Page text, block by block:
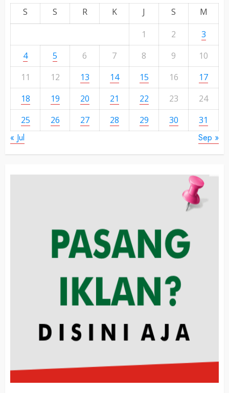
S S R K J S
M
1
2
3
4
5 6 7 8 9
10
11
12 13 14 15 16
17
18
19 20 21 22 23
24
25
26 27 28 29 30 31
« Jul Sep »